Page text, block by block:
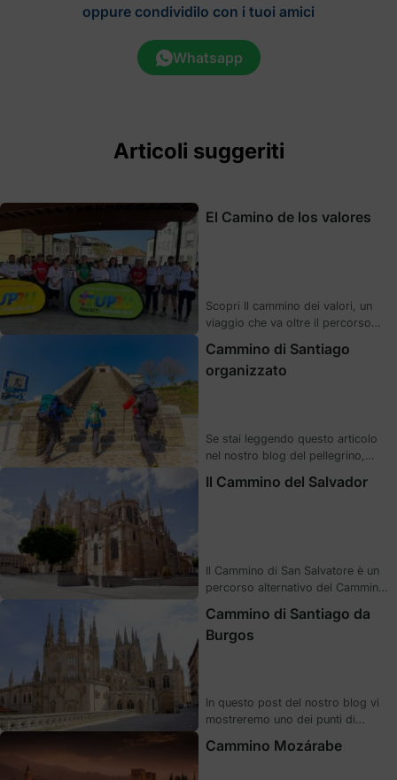
oppure condividilo con i tuoi amici
Whatsapp
Articoli suggeriti
El Camino de los valores
Scopri Il cammino dei valori, un
viaggio che va oltre il percorso
Una riflessione sull’impegno, la
compagnia e il vero significato di
Cammino di Santiago
organizzato
Se stai leggendo questo articolo
nel nostro blog del pellegrino,
Cammino di Santiago con tutto
DI SANTIAGO Il Cammino include
molteplici percorsi diversi, con
tanti paesi, alloggi e luoghi da
visitare – un insieme di …
Il Cammino del Salvador
Il Cammino di San Salvatore è un
percorso alternativo del Cammino
cattedrali di León (luogo di
partenza del Cammino) e Oviedo
Cammino di Santiago da
Burgos
In questo post del nostro blog vi
mostreremo uno dei punti di
del Cammino di Santiago, la città
Cammino Mozárabe